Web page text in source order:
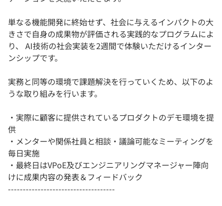
単なる機能開発に終始せず、社会に与えるインパクトの大
きさで自身の成果物が評価される実践的なプログラムによ
り、 AI技術の社会実装を2週間で体験いただけるインター
ンシップです。
実務と同等の環境で課題解決を行っていくため、以下のよ
うな取り組みを行います。
・実際に顧客に提供されているプロダクトのデモ環境を提
供
・メンターや関係社員と相談・議論可能なミーティングを
毎日実施
・最終日はVPoE及びエンジニアリングマネージャー陣向
けに成果内容の発表＆フィードバック
------------------------------------